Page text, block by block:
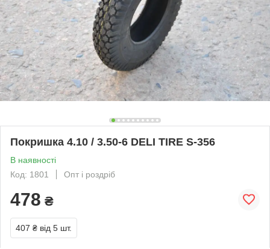
Покришка 4.10 / 3.50-6 DELI TIRE S-356
В наявності
Код: 1801
Опт і роздріб
478 ₴
407 ₴ від 5 шт.